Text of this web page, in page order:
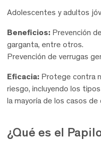
Adolescentes y adultos
Beneficios: Prevención
garganta, entre otros.
Prevención de verrugas
Eficacia: Protege contra
riesgo, incluyendo los
la mayoría de los casos de
¿Qué es el